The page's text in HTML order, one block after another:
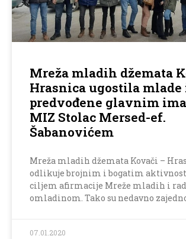
Mreža mladih džemata
Hrasnica ugostila mlade
predvođene glavnim
MIZ Stolac Mersed-ef.
Šabanovićem
Mreža mladih džemata Kovači –
odlikuje brojnim i bogatim
ciljem afirmacije Mreže mladih i
omladinom. Tako su nedavno
07.01.2020